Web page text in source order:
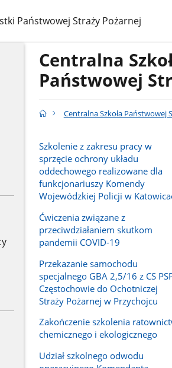
Państwowej Straży Pożarnej
Centralna
Państwowej
Centralna Szkoła Państwowej
Szkolenie z zakresu pracy w
sprzęcie ochrony układu
oddechowego realizowane dla
funkcjonariuszy Komendy
Wojewódzkiej Policji w
Ćwiczenia związane z
przeciwdziałaniem skutkom
pandemii COVID-19
Przekazanie samochodu
specjalnego GBA 2,5/16 z CS
Częstochowie do Ochotniczej
Straży Pożarnej w Przychojcu
Zakończenie szkolenia
chemicznego i ekologicznego
Udział szkolnego odwodu